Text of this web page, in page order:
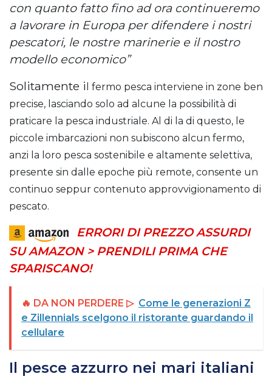
con quanto fatto fino ad ora continueremo
a lavorare in Europa per difendere i nostri
pescatori, le nostre marinerie e il nostro
modello economico”
Solitamente i l fermo pesca interviene in zone ben
precise, lasciando solo ad alcune la possibilità di
praticare la pesca industriale. Al di la di questo, le
piccole imbarcazioni non subiscono alcun fermo,
anzi la loro pesca sostenibile e altamente selettiva,
presente sin dalle epoche più remote, consente un
continuo seppur contenuto approvvigionamento di
pescato.
ERRORI DI PREZZO ASSURDI
SU AMAZON > PRENDILI PRIMA CHE
SPARISCANO!
🔥 DA NON PERDERE ▷ Come le generazioni Z
e Zillennials scelgono il ristorante guardando il
cellulare
Il pesce azzurro nei mari italiani